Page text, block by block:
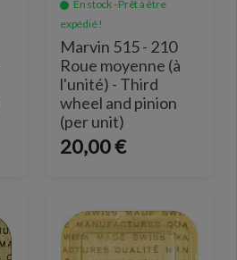
En stock - Prêt à être
expédié !
Marvin 515 - 210
Roue moyenne (à
l'unité) - Third
wheel and pinion
(per unit)
20,00 €